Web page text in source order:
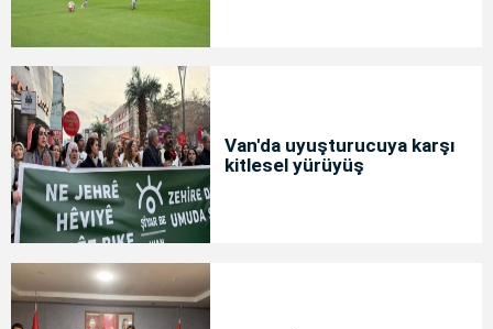
Van'da uyuşturucuya karşı
kitlesel yürüyüş